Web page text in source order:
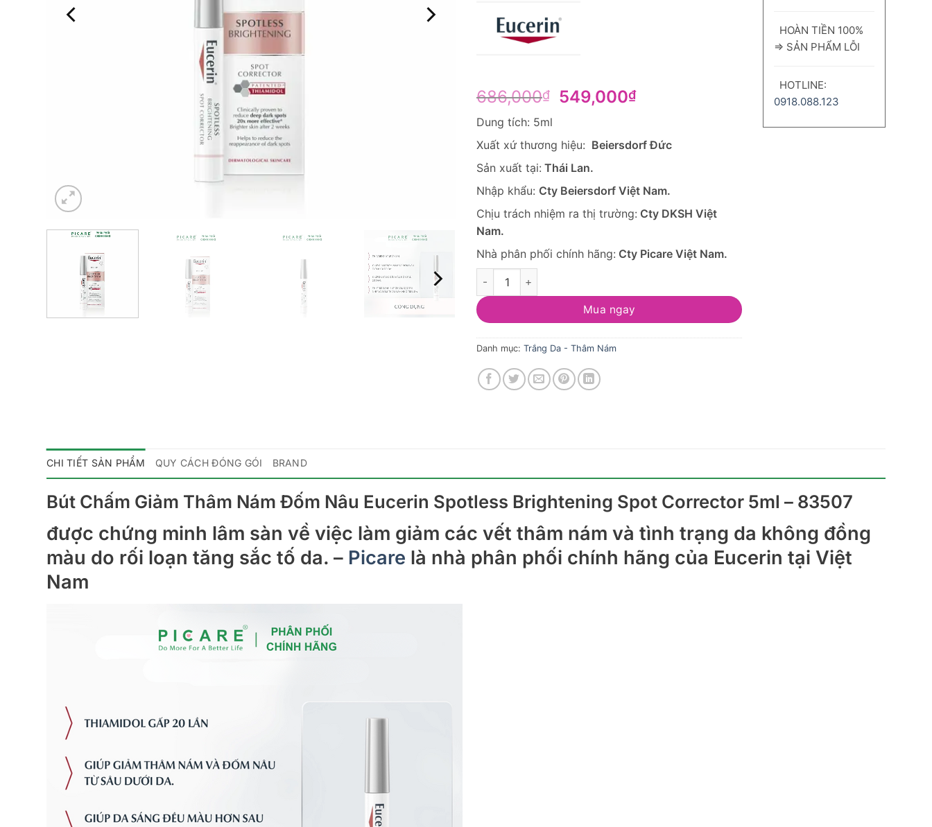
686,000₫
Giá
686,000₫.
549,000₫Giá
là:
Dung tích: 5ml
Xuất xứ thương hiệu: BeiersdorfĐức
Sản xuất tại: Thái Lan.
Nhập khẩu: Cty Beiersdorf Việt Nam.
Chịu trách nhiệm ra thị trường: Cty DKSH Việt
Nam.
Nhà phân phối chính hãng: Cty Picare Việt Nam.
Bút Chấm Giảm Thâm Nám Đốm Nâu Eucerin Spotless Brightening Spot Corrector 5ml số
Mua ngay
Danh mục: Trắng Da - Thâm Nám
HOÀN TIỀN 100%
⇒ SẢN PHẨM LỖI
HOTLINE:
0918.088.123
CHI TIẾT SẢN PHẨM QUY CÁCH ĐÓNG GÓI BRAND
Bút Chấm Giảm Thâm Nám Đốm Nâu Eucerin Spotless Brightening Spot Corrector 5ml – 83507
được chứng minh lâm sàn về việc làm giảm các vết thâm nám và tình trạng da không đồng
màu do rối loạn tăng sắc tố da. – Picare là nhà phân phối chính hãng của Eucerin tại Việt
Nam